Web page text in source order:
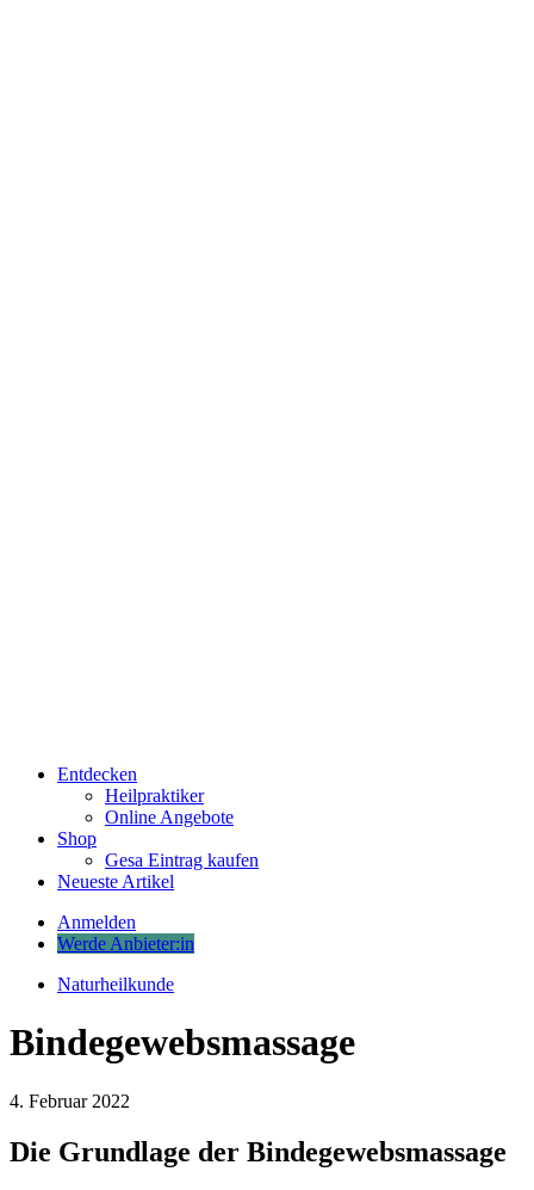
Entdecken
Heilpraktiker
Online Angebote
Shop
Gesa Eintrag kaufen
Neueste Artikel
Anmelden
Werde Anbieter:in
Naturheilkunde
Bindegewebsmassage
4. Februar 2022
Die Grundlage der Bindegewebsmassage